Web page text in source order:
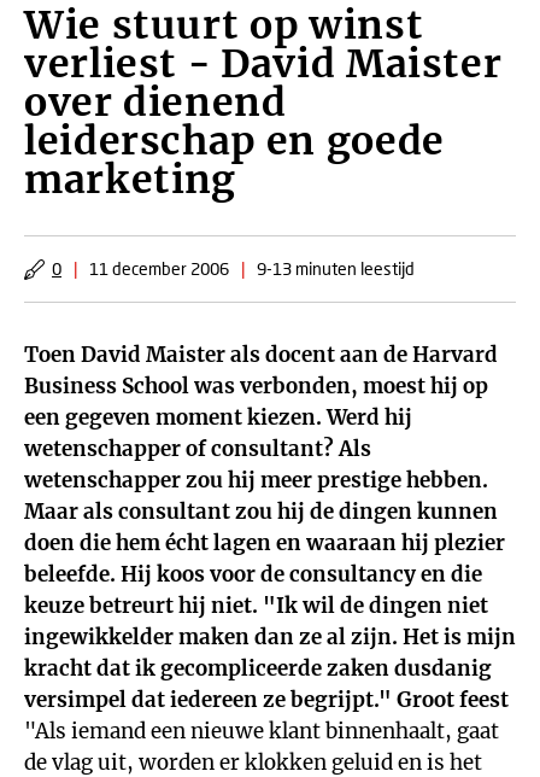
Wie stuurt op winst
verliest - David Maister
over dienend
leiderschap en goede
marketing
0 | 11 december 2006 | 9-13 minuten leestijd
Toen David Maister als docent aan de Harvard
Business School was verbonden, moest hij op
een gegeven moment kiezen. Werd hij
wetenschapper of consultant? Als
wetenschapper zou hij meer prestige hebben.
Maar als consultant zou hij de dingen kunnen
doen die hem écht lagen en waaraan hij plezier
beleefde. Hij koos voor de consultancy en die
keuze betreurt hij niet. "Ik wil de dingen niet
ingewikkelder maken dan ze al zijn. Het is mijn
kracht dat ik gecompliceerde zaken dusdanig
versimpel dat iedereen ze begrijpt." Groot feest
"Als iemand een nieuwe klant binnenhaalt, gaat
de vlag uit, worden er klokken geluid en is het